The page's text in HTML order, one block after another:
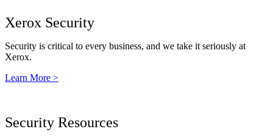
Xerox Security
Security is critical to every business, and we take it seriously at
Xerox.
Learn More >
Security Resources